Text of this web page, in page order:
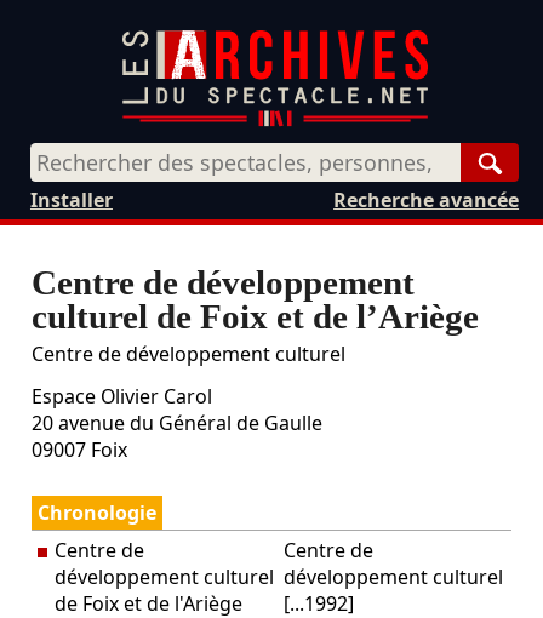
Recherche avancée
Installer
Centre de développement
culturel de Foix et de l’Ariège
Centre de développement culturel
Espace Olivier Carol
20 avenue du Général de Gaulle
09007 Foix
Chronologie
Centre de
développement culturel
de Foix et de l'Ariège
Centre de
développement culturel
[...1992]